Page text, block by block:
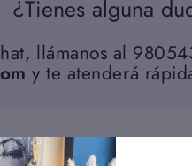
¿Tienes alguna
llámanos al
y te atenderá